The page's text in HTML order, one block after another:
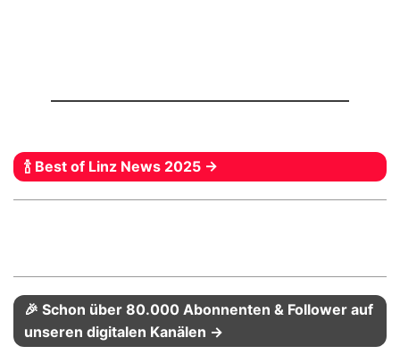
🍾 Best of Linz News 2025 →
🎉 Schon über 80.000 Abonnenten & Follower auf
unseren digitalen Kanälen →